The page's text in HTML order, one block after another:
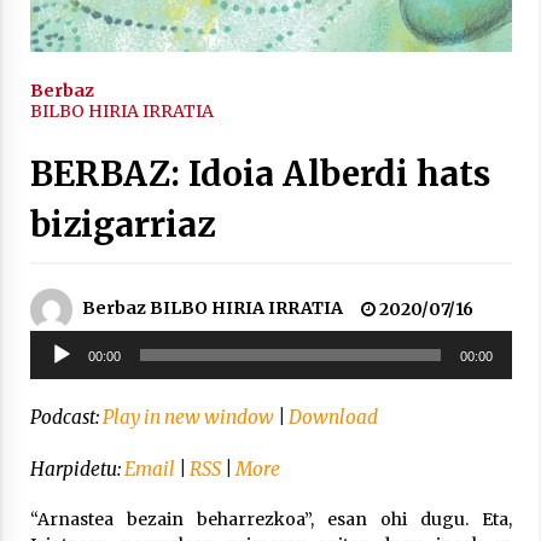
inguruko tailerraren audioa
2021/11/25
eta ondoren zer?
esker guztioi!
Berbaz
BILBO HIRIA IRRATIA
BERBAZ: Idoia Alberdi hats
bizigarriaz
Berbaz BILBO HIRIA IRRATIA
2020/07/16
Soinu
erreproduzigailua
00:00 00:00
Podcast:Play in new window| Download
Harpidetu:Email RSS|More
“Arnastea bezain beharrezkoa”, esan ohi dugu. Eta,